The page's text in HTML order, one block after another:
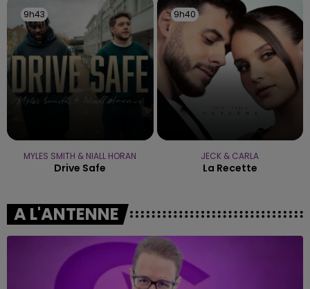
9h43
9h43
MYLES SMITH & NIALL HORAN
Drive Safe
9h40
9h40
JECK & CARLA
La Recette
A L'ANTENNE